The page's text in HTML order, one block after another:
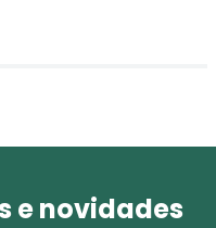
e novidades